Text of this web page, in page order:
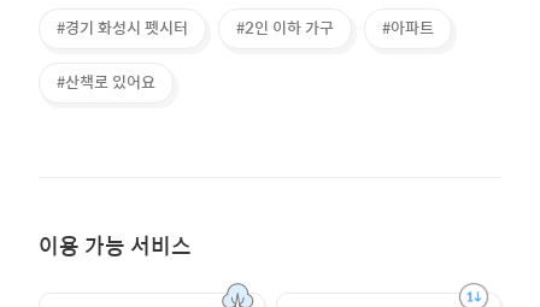
#경기 화성시 펫시터 #2인 이하 가구 #아파트
#산책로 있어요
이용 가능 서비스